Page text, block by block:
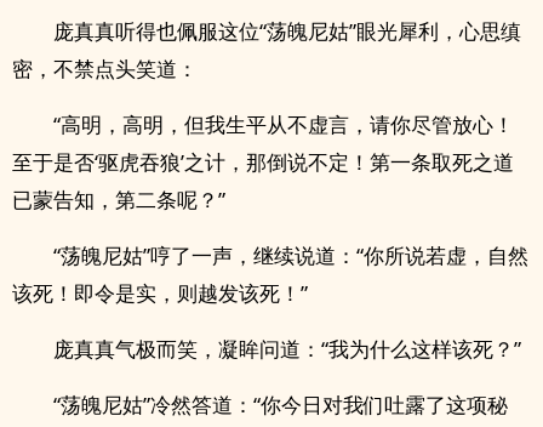
庞真真听得也佩服这位“荡魄尼姑”眼光犀利，心思缜
密，不禁点头笑道：
“高明，高明，但我生平从不虚言，请你尽管放心！
至于是否‘驱虎吞狼’之计，那倒说不定！第一条取死之道
已蒙告知，第二条呢？”
“荡魄尼姑”哼了一声，继续说道：“你所说若虚，自然
该死！即令是实，则越发该死！”
庞真真气极而笑，凝眸问道：“我为什么这样该死？”
“荡魄尼姑”冷然答道：“你今日对我们吐露了这项秘